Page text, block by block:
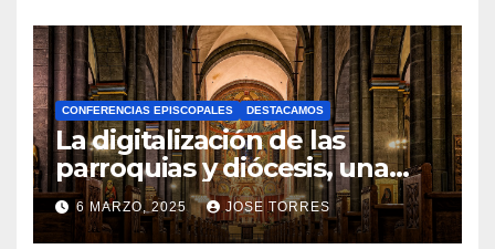
O
H
A
Y
C
O
M
CONFERENCIAS EPISCOPALES DESTACAMOS
La digitalización de las
parroquias y diócesis, una
realidad ya para el futuro de
la Iglesia
6 MARZO, 2025 JOSE TORRES
N